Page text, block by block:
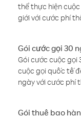
thể thực hiện
giới với cước phí
Gói cước gọi 30
Gói cước cuộc gọi
cuộc gọi quốc tế
ngày với cước phí
Gói thuê bao